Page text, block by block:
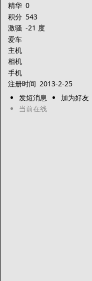
精华 0
积分 543
激骚 -21 度
爱车
主机
相机
手机
注册时间 2013-2-25
发短消息
加为好友
当前在线